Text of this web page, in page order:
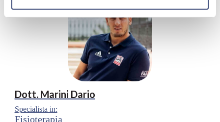
Dott.Marini Dario
Specialista in:
Fisioterapia